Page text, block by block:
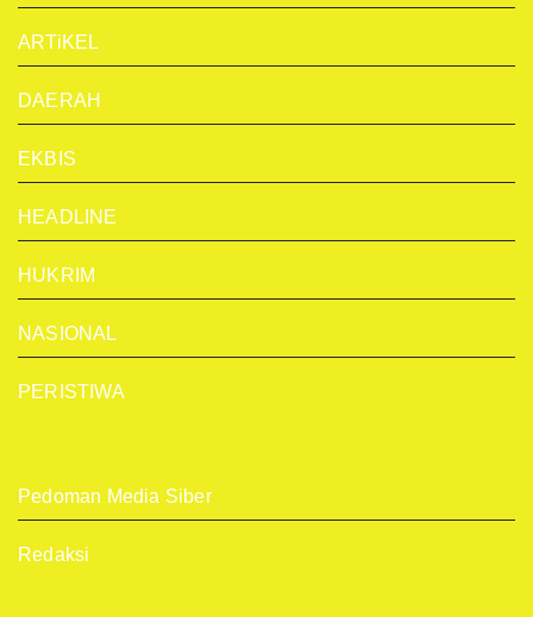
ARTiKEL
DAERAH
EKBIS
HEADLINE
HUKRIM
NASIONAL
PERISTIWA
Pedoman Media Siber
Redaksi